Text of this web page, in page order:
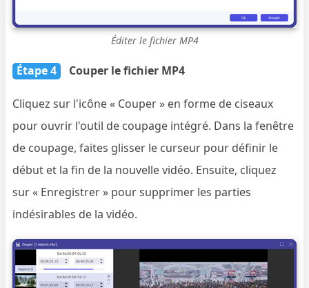
Éditer le fichier MP4
Étape 4 Couper le fichier MP4
Cliquez sur l'icône « Couper » en forme de ciseaux
pour ouvrir l'outil de coupage intégré. Dans la fenêtre
de coupage, faites glisser le curseur pour définir le
début et la fin de la nouvelle vidéo. Ensuite, cliquez
sur « Enregistrer » pour supprimer les parties
indésirables de la vidéo.